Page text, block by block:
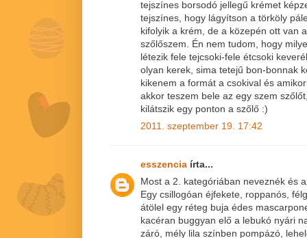
tejszínes borsodó jellegű krémet
tejszínes, hogy lágyítson a törköly
kifolyik a krém, de a közepén ott van
szőlőszem. Én nem tudom, hogy
létezik fele tejcsoki-fele étcsoki
olyan kerek, sima tetejű bon-bonnak
kikenem a formát a csokival és
akkor teszem bele az egy szem
kilátszik egy ponton a szőlő :)
2011. szeptember 19. 17:42
esszencia írta...
Most a 2. kategóriában neveznék és
Egy csillogóan éjfekete, roppanós,
átölel egy réteg buja édes
kacéran buggyan elő a lebukó nyári
záró, mély lila színben pompázó,